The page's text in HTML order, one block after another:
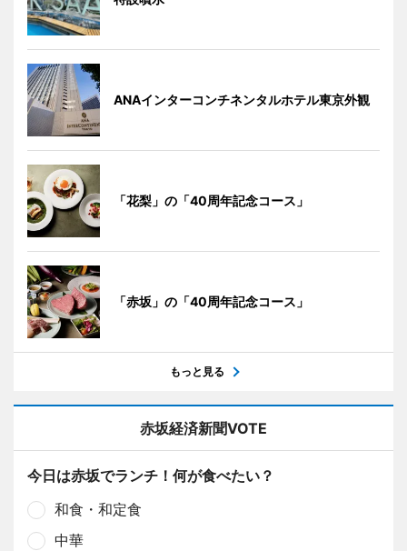
ANAインターコンチネンタルホテル東京外観
「花梨」の「40周年記念コース」
「赤坂」の「40周年記念コース」
もっと見る
赤坂経済新聞VOTE
今日は赤坂でランチ！何が食べたい？
和食・和定食
中華